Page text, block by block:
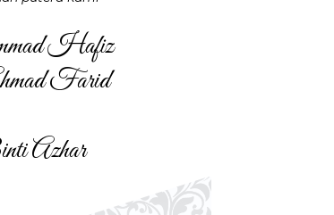
Hafiz
Farid
Azhar